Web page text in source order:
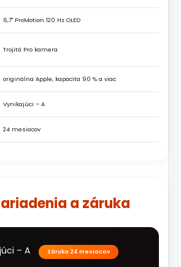
6,7" ProMotion 120 Hz OLED
Trojitá Pro kamera
originálna Apple, kapacita 90 % a viac
Vynikajúci – A
24 mesiacov
a záruka
– A Záruka 24 mesiacov